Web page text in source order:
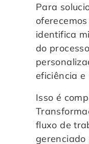
Para
identifica
do
eficiência e
Isso é
fluxo de